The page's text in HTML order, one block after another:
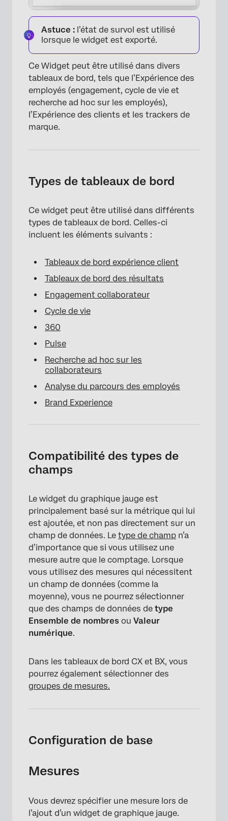
×
Astuce : l’état de survol est utilisé
lorsque le widget est exporté.
Ce Widget peut être utilisé dans divers
tableaux de bord, tels que l’Expérience des
employés (engagement, cycle de vie et
recherche ad hoc sur les employés),
l’Expérience des clients et les trackers de
marque.
Types de tableaux de bord
Ce widget peut être utilisé dans différents
types de tableaux de bord. Celles-ci
incluent les éléments suivants :
Tableaux de bord expérience client
Tableaux de bord des résultats
Engagement collaborateur
Cycle de vie
360
Pulse
Recherche ad hoc sur les
collaborateurs
Analyse du parcours des employés
Brand Experience
Compatibilité des types de
champs
Le widget du graphique jauge est
principalement basé sur la métrique qui lui
est ajoutée, et non pas directement sur un
champ de données. Le type de champ n’a
d’importance que si vous utilisez une
mesure autre que le comptage. Lorsque
vous utilisez des mesures qui nécessitent
un champ de données (comme la
moyenne), vous ne pourrez sélectionner
que des champs de données de type
Ensemble de nombres ou Valeur
numérique.
Dans les tableaux de bord CX et BX, vous
pourrez également sélectionner des
groupes de mesures.
Configuration de base
Mesures
Vous devrez spécifier une mesure lors de
l’ajout d’un widget de graphique jauge.